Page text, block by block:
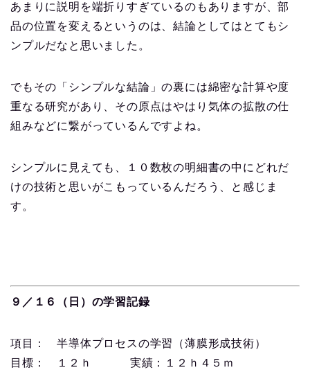
あまりに説明を端折りすぎているのもありますが、部
品の位置を変えるというのは、結論としてはとてもシ
ンプルだなと思いました。
でもその「シンプルな結論」の裏には綿密な計算や度
重なる研究があり、その原点はやはり気体の拡散の仕
組みなどに繋がっているんですよね。
シンプルに見えても、１０数枚の明細書の中にどれだ
けの技術と思いがこもっているんだろう、と感じま
す。
９／１６（日）の学習記録
項目： 半導体プロセスの学習（薄膜形成技術）
目標： １２ｈ 実績：１２ｈ４５ｍ